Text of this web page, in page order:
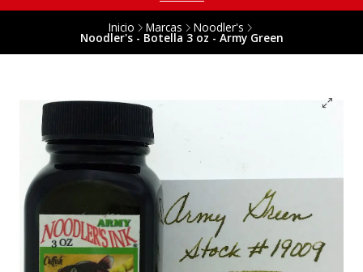
Inicio Marcas Noodler's
Noodler's - Botella 3 oz - Army Green